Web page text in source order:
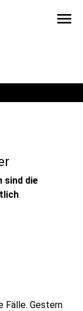
menu
sind die
Fälle. Gestern